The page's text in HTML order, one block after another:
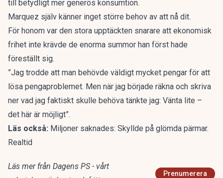
till betydligt mer generös konsumtion.
Marquez själv känner inget större behov av att nå dit.
För honom var den stora upptäckten snarare att ekonomisk
frihet inte krävde de enorma summor han först hade
föreställt sig.
”Jag trodde att man behövde väldigt mycket pengar för att
lösa pengaproblemet. Men när jag började räkna och skriva
ner vad jag faktiskt skulle behöva tänkte jag: Vänta lite –
det här är möjligt”.
Läs också: Miljoner saknades: Skyllde på glömda pärmar.
Realtid
Läs mer från Dagens PS - vårt
Prenumerera